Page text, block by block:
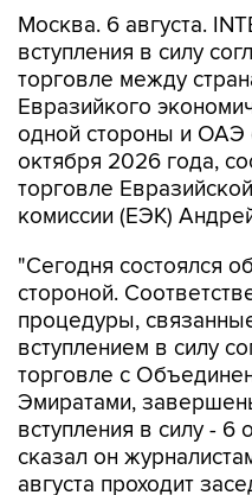
Москва. 6 августа.
вступления в силу
торговле между
Евразийкого
одной стороны и ОАЭ
октября 2026 года,
торговле
комиссии (ЕЭК)
"Сегодня состоялся
стороной.
процедуры,
вступлением в силу
торговле с
Эмиратами,
вступления в силу - 6
сказал он
августа проходит